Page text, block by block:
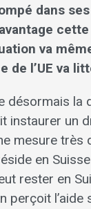
dans
va
de l’UE va
désormais la
instaurer un
mesure
en
rester en
l’aide